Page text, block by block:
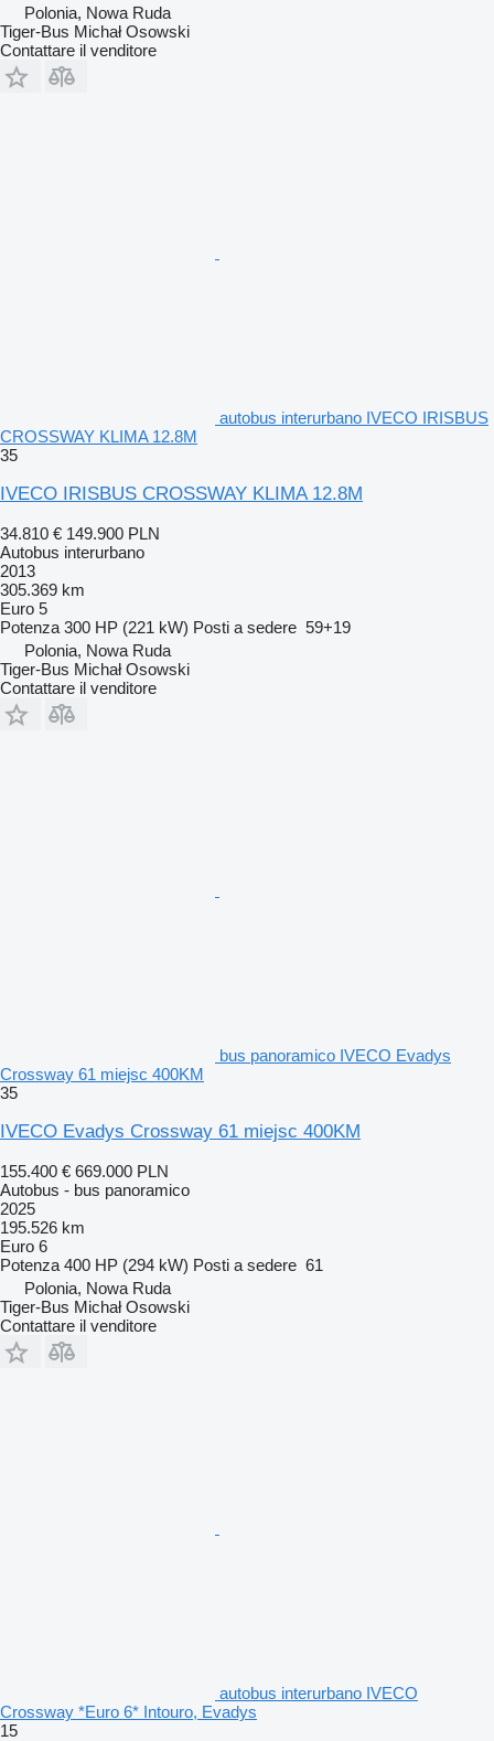
Polonia, Nowa Ruda
Tiger-Bus Michał Osowski
Contattare il venditore
autobus interurbano IVECO IRISBUS
CROSSWAY KLIMA 12.8M
35
IVECO IRISBUS CROSSWAY KLIMA 12.8M
34.810 € 149.900 PLN
Autobus interurbano
2013
305.369 km
Euro 5
Potenza 300 HP (221 kW) Posti a sedere 59+19
Polonia, Nowa Ruda
Tiger-Bus Michał Osowski
Contattare il venditore
bus panoramico IVECO Evadys
Crossway 61 miejsc 400KM
35
IVECO Evadys Crossway 61 miejsc 400KM
155.400 € 669.000 PLN
Autobus - bus panoramico
2025
195.526 km
Euro 6
Potenza 400 HP (294 kW) Posti a sedere 61
Polonia, Nowa Ruda
Tiger-Bus Michał Osowski
Contattare il venditore
autobus interurbano IVECO
Crossway *Euro 6* Intouro, Evadys
15